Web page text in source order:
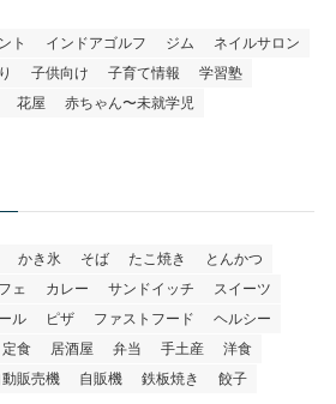
ト インドアゴルフ ジム
ネイルサロン
子供向け 子育て情報
学習塾
花屋 赤ちゃん〜未就学児
かき氷 そば たこ焼き
とんかつ
ェ カレー サンドイッチ
スイーツ
ル ピザ ファストフード
ヘルシー
定食 居酒屋 弁当 手土産
洋食
動販売機 自販機 鉄板焼き 餃子